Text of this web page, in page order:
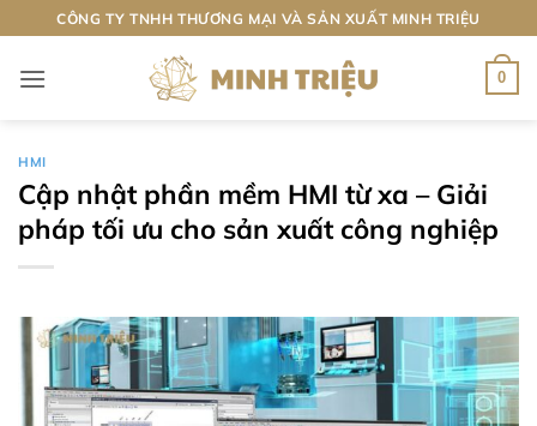
qua
nội
CÔNG TY TNHH THƯƠNG MẠI VÀ SẢN XUẤT MINH TRIỆU
0
HMI
Cập nhật phần mềm HMI từ xa – Giải
pháp tối ưu cho sản xuất công nghiệp